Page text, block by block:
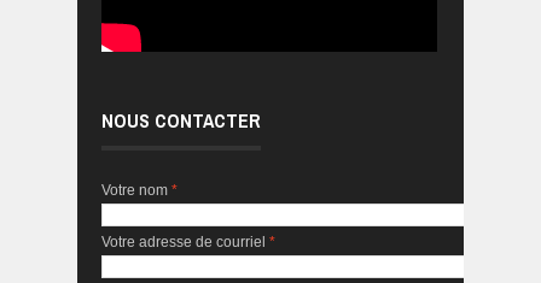
NOUS CONTACTER
Votre nom *
Votre adresse de courriel *